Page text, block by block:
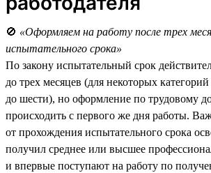
🚫 «Оформляем на работу после трех
испытательного срока»
По закону испытательный срок
до трех месяцев (для некоторых
до шести), но оформление по трудовому
происходить с первого же дня работы.
от прохождения испытательного срока
получил среднее или высшее
и впервые поступают на работу по